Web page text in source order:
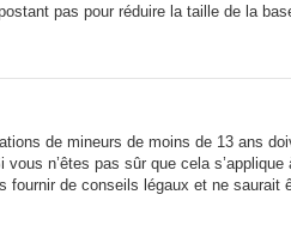
pas pour réduire la taille de la
de mineurs de moins de 13 ans
n’êtes pas sûr que cela
de conseils légaux et ne saurait